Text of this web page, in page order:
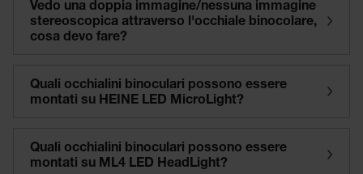
Vedo una doppia immagine/nessuna immagine
stereoscopica attraverso l'occhiale binocolare,
cosa devo fare?
Quali occhialini binoculari possono essere
montati su HEINE LED MicroLight?
Quali occhialini binoculari possono essere
montati su ML4 LED HeadLight?